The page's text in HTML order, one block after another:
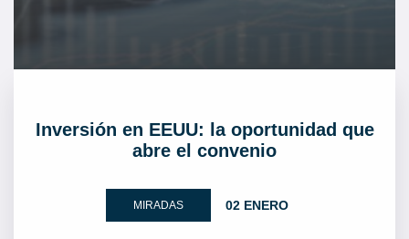
Inversión en EEUU: la oportunidad que
abre el convenio
MIRADAS 02 ENERO